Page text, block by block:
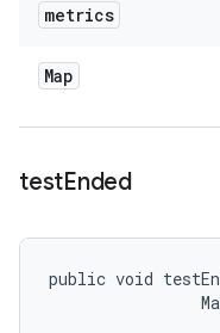
metrics
Map
testEnded
public void